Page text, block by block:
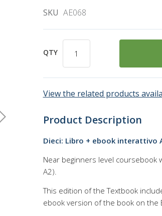
SKU AE068
QTY
View the related products
Product Description
Dieci: Libro + ebook interattivo
Near beginners level coursebook
A2).
This edition of the Textbook
ebook version of the book on the